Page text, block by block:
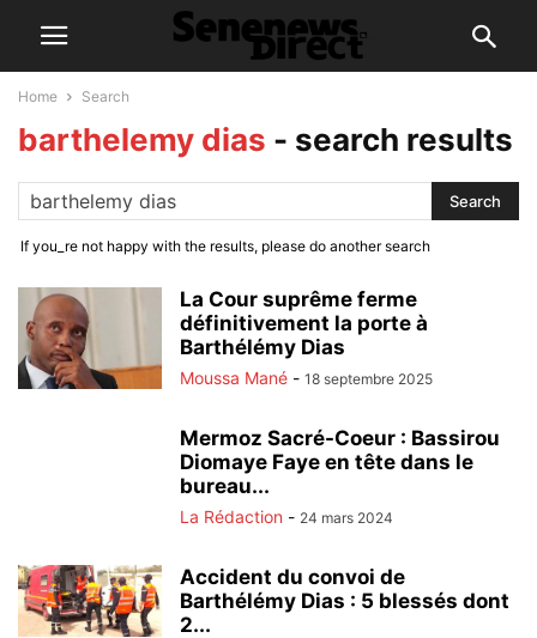
Home Search
barthelemy dias - search results
If you_re not happy with the results, please do another search
La Cour suprême ferme
définitivement la porte à
Barthélémy Dias
Moussa Mané - 18 septembre 2025
Mermoz Sacré-Coeur : Bassirou
Diomaye Faye en tête dans le
bureau...
La Rédaction - 24 mars 2024
Accident du convoi de
Barthélémy Dias : 5 blessés dont
2...